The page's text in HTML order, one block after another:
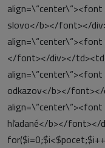
slovo</b></font></
</font></div></
odkazov</b></
hľadané</b></font></